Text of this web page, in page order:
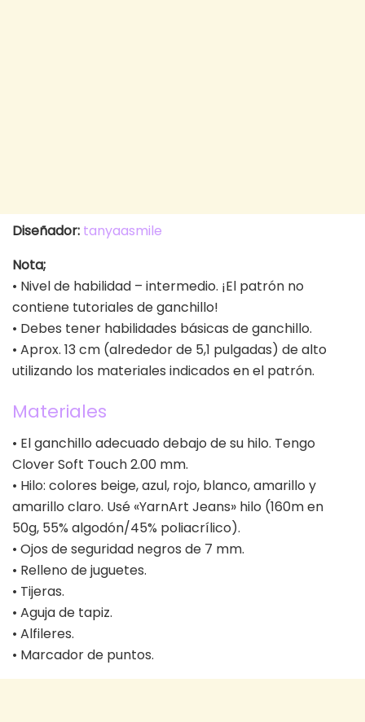
Diseñador: tanyaasmile
Nota;
• Nivel de habilidad – intermedio. ¡El patrón no
contiene tutoriales de ganchillo!
• Debes tener habilidades básicas de ganchillo.
• Aprox. 13 cm (alrededor de 5,1 pulgadas) de alto
utilizando los materiales indicados en el patrón.
Materiales
• El ganchillo adecuado debajo de su hilo. Tengo
Clover Soft Touch 2.00 mm.
• Hilo: colores beige, azul, rojo, blanco, amarillo y
amarillo claro. Usé «YarnArt Jeans» hilo (160m en
50g, 55% algodón/45% poliacrílico).
• Ojos de seguridad negros de 7 mm.
• Relleno de juguetes.
• Tijeras.
• Aguja de tapiz.
• Alfileres.
• Marcador de puntos.